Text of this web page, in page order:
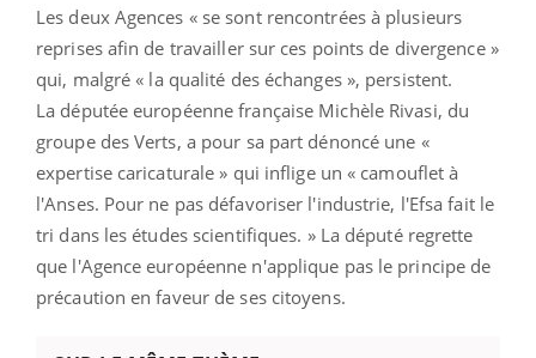
Les deux Agences « se sont rencontrées à plusieurs
reprises afin de travailler sur ces points de divergence »
qui, malgré « la qualité des échanges », persistent.
La députée européenne française Michèle Rivasi, du
groupe des Verts, a pour sa part dénoncé une «
expertise caricaturale » qui inflige un « camouflet à
l'Anses. Pour ne pas défavoriser l'industrie, l'Efsa fait le
tri dans les études scientifiques. » La député regrette
que l'Agence européenne n'applique pas le principe de
précaution en faveur de ses citoyens.